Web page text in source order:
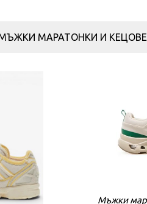
МЪЖКИ МАРАТОНКИ И КЕЦОВЕ